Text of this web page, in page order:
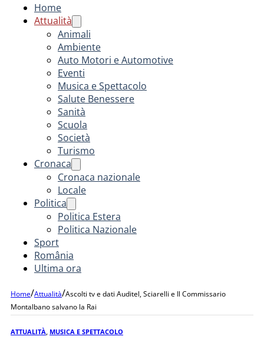
Home
Attualità
Animali
Ambiente
Auto Motori e Automotive
Eventi
Musica e Spettacolo
Salute Benessere
Sanità
Scuola
Società
Turismo
Cronaca
Cronaca nazionale
Locale
Politica
Politica Estera
Politica Nazionale
Sport
România
Ultima ora
Home/Attualità/Ascolti tv e dati Auditel, Sciarelli e Il Commissario
Montalbano salvano la Rai
ATTUALITÀ MUSICA E SPETTACOLO